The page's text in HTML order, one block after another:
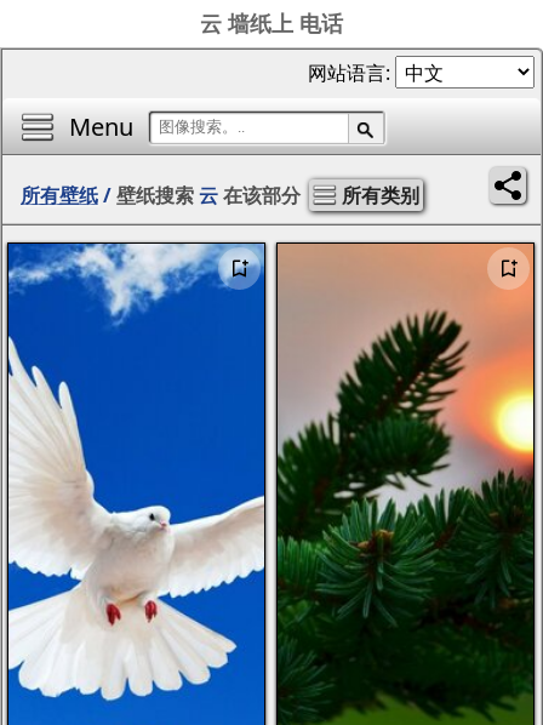
云 墙纸上 电话
Menu
网站语言:
所有壁纸/壁纸搜索云在该部分 所有类别